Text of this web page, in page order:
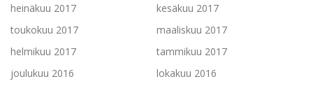
heinäkuu 2017
kesäkuu 2017
toukokuu 2017
maaliskuu 2017
helmikuu 2017
tammikuu 2017
joulukuu 2016
lokakuu 2016